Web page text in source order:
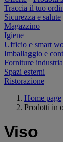
Traccia il tuo
Sicurezza e salute
Magazzino
Igiene
Ufficio e smart
Imballaggio e
Forniture
Spazi esterni
Ristorazione
Home page
Prodotti in
Viso